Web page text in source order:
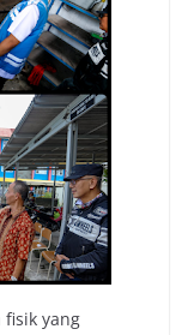
yang